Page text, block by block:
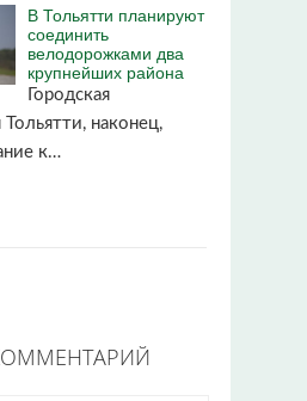
В Тольятти планируют
соединить
велодорожками два
крупнейших района
Городская
наконец,
к…